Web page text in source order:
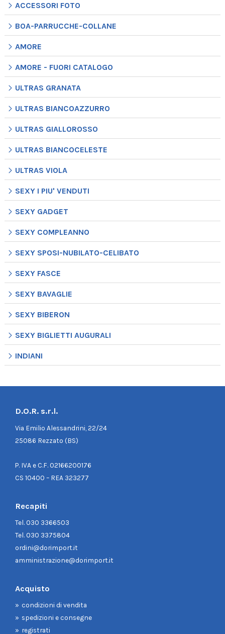
ACCESSORI FOTO
BOA-PARRUCCHE-COLLANE
AMORE
AMORE - FUORI CATALOGO
ULTRAS GRANATA
ULTRAS BIANCOAZZURRO
ULTRAS GIALLOROSSO
ULTRAS BIANCOCELESTE
ULTRAS VIOLA
SEXY I PIU' VENDUTI
SEXY GADGET
SEXY COMPLEANNO
SEXY SPOSI-NUBILATO-CELIBATO
SEXY FASCE
SEXY BAVAGLIE
SEXY BIBERON
SEXY BIGLIETTI AUGURALI
INDIANI
D.O.R. s.r.l.
Via Emilio Alessandrini, 22/24
25086 Rezzato (BS)
P. IVA e C.F. 02166200176
CS 10400 – REA 323277
Recapiti
Tel.030 3366503
Tel.030 3375804
ordini@dorimport.it
amministrazione@dorimport.it
Acquisto
condizioni di vendita
spedizioni e consegne
registrati